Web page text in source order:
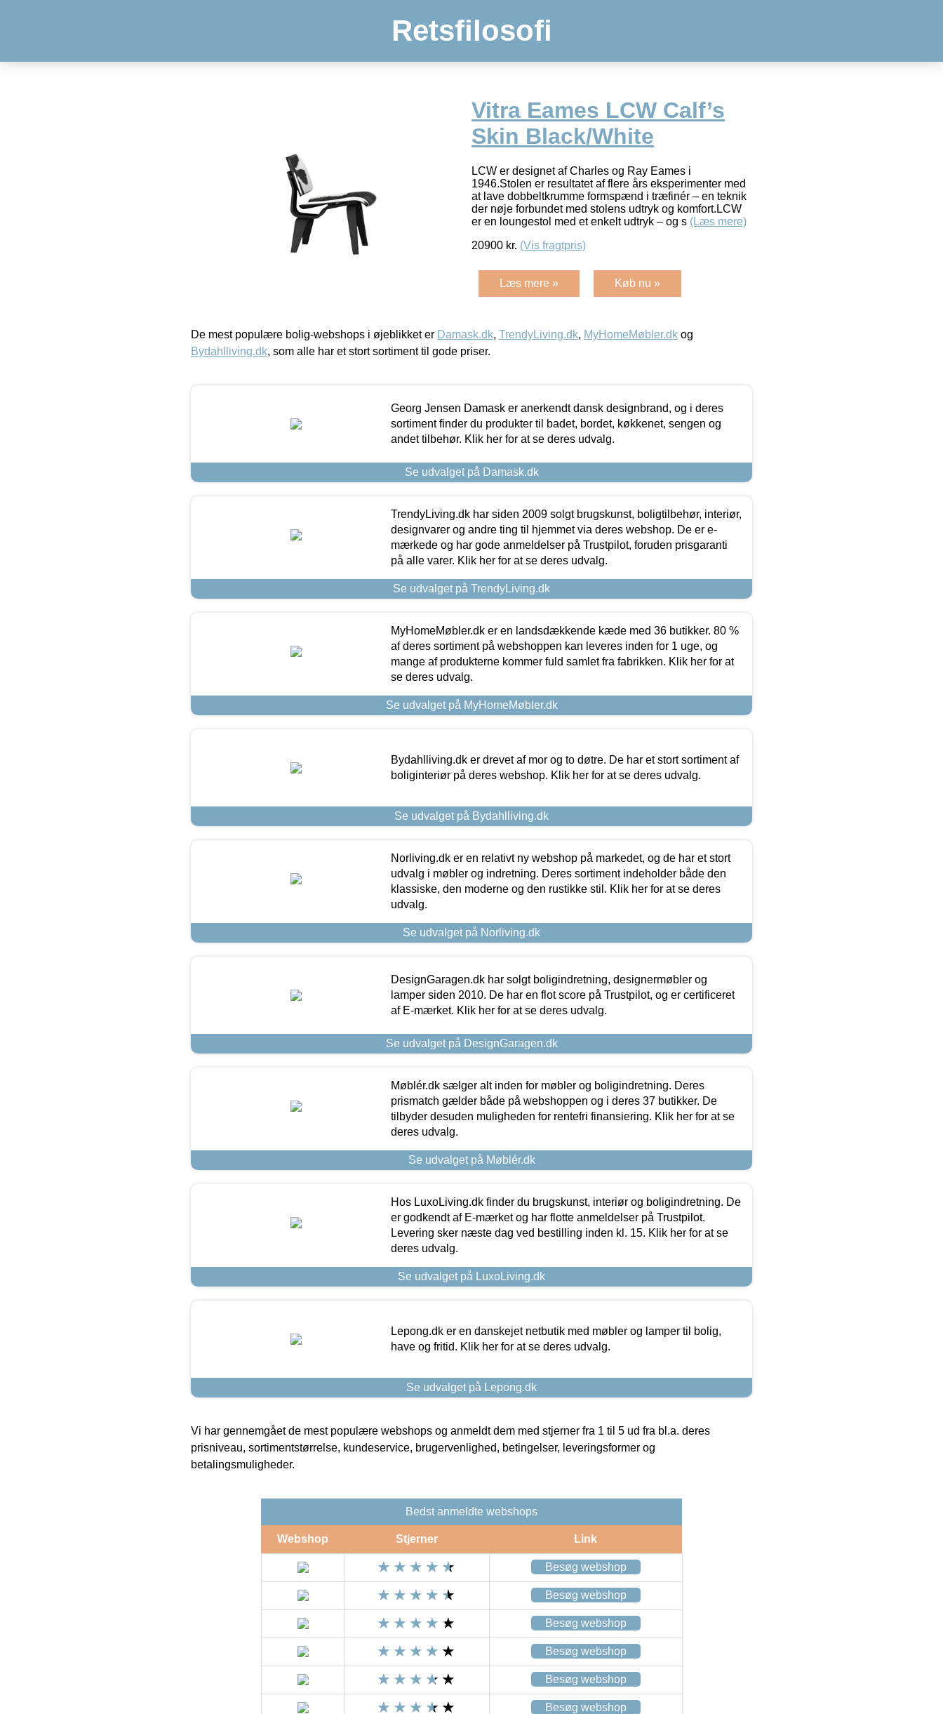
Retsfilosofi
Vitra Eames LCW Calf’s
Skin Black/White
LCW er designet af Charles og Ray Eames i
1946.Stolen er resultatet af flere års eksperimenter med
at lave dobbeltkrumme formspænd i træfinér – en teknik
der nøje forbundet med stolens udtryk og komfort.LCW
er en loungestol med et enkelt udtryk – og s (Læs mere)
20900 kr. (Vis fragtpris)
Læs mere » Køb nu »
De mest populære bolig-webshops i øjeblikket er Damask.dk, TrendyLiving.dk, MyHomeMøbler.dk og
Bydahlliving.dk, som alle har et stort sortiment til gode priser.
Georg Jensen Damask er anerkendt dansk designbrand, og i deres
sortiment finder du produkter til badet, bordet, køkkenet, sengen og
andet tilbehør. Klik her for at se deres udvalg.
Se udvalget på Damask.dk
TrendyLiving.dk har siden 2009 solgt brugskunst, boligtilbehør, interiør,
designvarer og andre ting til hjemmet via deres webshop. De er e-
mærkede og har gode anmeldelser på Trustpilot, foruden prisgaranti
på alle varer. Klik her for at se deres udvalg.
Se udvalget på TrendyLiving.dk
MyHomeMøbler.dk er en landsdækkende kæde med 36 butikker. 80 %
af deres sortiment på webshoppen kan leveres inden for 1 uge, og
mange af produkterne kommer fuld samlet fra fabrikken. Klik her for at
se deres udvalg.
Se udvalget på MyHomeMøbler.dk
Bydahlliving.dk er drevet af mor og to døtre. De har et stort sortiment af
boliginteriør på deres webshop. Klik her for at se deres udvalg.
Se udvalget på Bydahlliving.dk
Norliving.dk er en relativt ny webshop på markedet, og de har et stort
udvalg i møbler og indretning. Deres sortiment indeholder både den
klassiske, den moderne og den rustikke stil. Klik her for at se deres
udvalg.
Se udvalget på Norliving.dk
DesignGaragen.dk har solgt boligindretning, designermøbler og
lamper siden 2010. De har en flot score på Trustpilot, og er certificeret
af E-mærket. Klik her for at se deres udvalg.
Se udvalget på DesignGaragen.dk
Møblér.dk sælger alt inden for møbler og boligindretning. Deres
prismatch gælder både på webshoppen og i deres 37 butikker. De
tilbyder desuden muligheden for rentefri finansiering. Klik her for at se
deres udvalg.
Se udvalget på Møblér.dk
Hos LuxoLiving.dk finder du brugskunst, interiør og boligindretning. De
er godkendt af E-mærket og har flotte anmeldelser på Trustpilot.
Levering sker næste dag ved bestilling inden kl. 15. Klik her for at se
deres udvalg.
Se udvalget på LuxoLiving.dk
Lepong.dk er en danskejet netbutik med møbler og lamper til bolig,
have og fritid. Klik her for at se deres udvalg.
Se udvalget på Lepong.dk
Vi har gennemgået de mest populære webshops og anmeldt dem med stjerner fra 1 til 5 ud fra bl.a. deres
prisniveau, sortimentstørrelse, kundeservice, brugervenlighed, betingelser, leveringsformer og
betalingsmuligheder.
Bedst anmeldte webshops
Webshop Stjerner Link
Besøg webshop
Besøg webshop
Besøg webshop
Besøg webshop
Besøg webshop
Besøg webshop